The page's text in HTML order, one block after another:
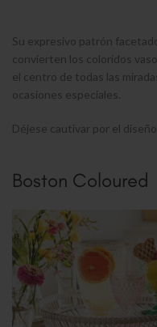
Su expresivo patrón
convierten los coloridos
el centro de todas las
ocasiones especiales.
Déjese cautivar por el
Boston Coloured